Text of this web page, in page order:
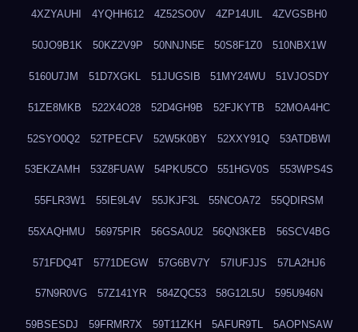
4XZYAUHI 4YQHH612 4Z52SO0V 4ZP14UIL 4ZVGSBH0
50JO9B1K 50KZ2V9P 50NNJN5E 50S8F1Z0 510NBX1W
5160U7JM 51D7XGKL 51JUGSIB 51MY24WU 51VJOSDY
51ZE8MKB 522X4O28 52D4GH9B 52FJKYTB 52MOA4HC
52SYO0Q2 52TPECFV 52W5K0BY 52XXY91Q 53ATDBWI
53EKZAMH 53Z8FUAW 54PKU5CO 551HGV0S 553WPS4S
55FLR3W1 55IE9L4V 55JKJF3L 55NCOA72 55QDIRSM
55XAQHMU 56975PIR 56GSA0U2 56QN3KEB 56SCV4BG
571FDQ4T 5771DEGW 57G6BV7Y 57IUFJJS 57LA2HJ6
57N9R0VG 57Z141YR 584ZQC53 58G12L5U 595U946N
59BSESDJ 59FRMR7X 59T11ZKH 5AFUR9TL 5AOPNSAW